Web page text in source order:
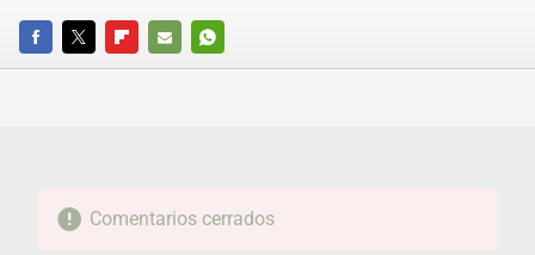
FACEBOOKTWITTERFLIPBOARD
E-
WHATSAPP
Comentarios cerrados